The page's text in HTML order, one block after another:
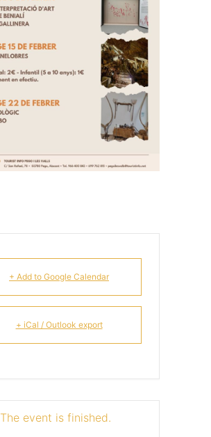
+ Add to Google Calendar
+ iCal / Outlook export
The event is finished.